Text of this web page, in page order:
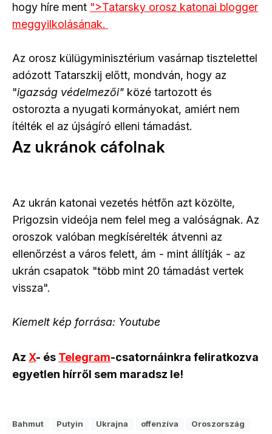
hogy híre ment ">Tatarsky orosz katonai blogger
meggyilkolásának.
Az orosz külügyminisztérium vasárnap tisztelettel
adózott Tatarszkij előtt, mondván, hogy az
"igazság védelmezői" közé tartozott és
ostorozta a nyugati kormányokat, amiért nem
ítélték el az újságíró elleni támadást.
Az ukránok cáfolnak
Az ukrán katonai vezetés hétfőn azt közölte,
Prigozsin videója nem felel meg a valóságnak. Az
oroszok valóban megkísérelték átvenni az
ellenőrzést a város felett, ám - mint állítják - az
ukrán csapatok "több mint 20 támadást vertek
vissza".
Kiemelt kép forrása: Youtube
Az X- és Telegram-csatornáinkra feliratkozva
egyetlen hírről sem maradsz le!
Bahmut Putyin Ukrajna offenzíva
Oroszország